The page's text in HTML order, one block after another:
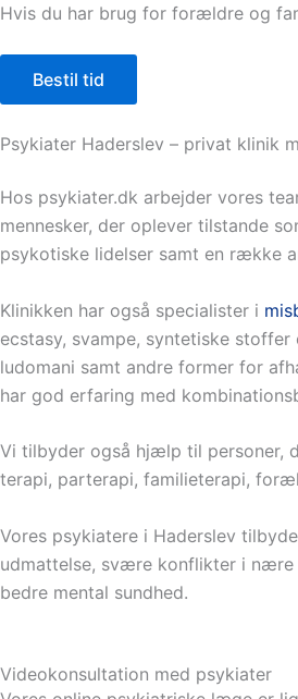
Hvis du har brug for forældre og
Bestil tid
Psykiater Haderslev – privat klinik
Hos psykiater.dk arbejder vores
mennesker, der oplever tilstande
psykotiske lidelser samt en række
Klinikken har også specialister i
ecstasy, svampe, syntetiske
ludomani samt andre former for
har god erfaring med
Vi tilbyder også hjælp til personer,
terapi, parterapi, familieterapi,
Vores psykiatere i Haderslev
udmattelse, svære konflikter i nære
bedre mental sundhed.
Videokonsultation med psykiater